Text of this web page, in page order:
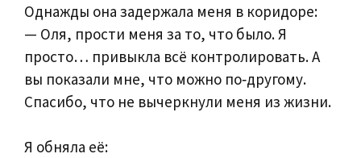
Однажды она задержала меня в коридоре:
— Оля, прости меня за то, что было. Я
просто… привыкла всё контролировать. А
вы показали мне, что можно по‑другому.
Спасибо, что не вычеркнули меня из жизни.
Я обняла её: